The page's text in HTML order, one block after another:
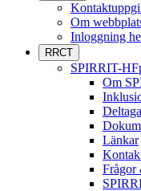
Om
Inloggning
RRCT
SPIRRIT-
Om
Länkar
Frågor